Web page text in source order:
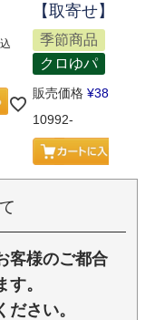
【取寄せ】
季節商品
クロゆパ
販売価格 ¥389
10992-
客様のご都合
。
さい。